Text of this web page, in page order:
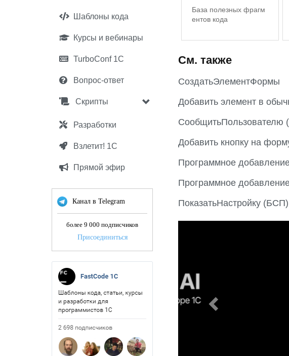
Шаблоны кода
Курсы и вебинары
TurboConf 1С
Вопрос-ответ
Скрипты
Разработки
Взлетит! 1С
Прямой эфир
Канал в Telegram
более 9 000 подписчиков
Присоединиться
База полезных фрагм
ентов кода
См. также
СоздатьЭлементФормы
Добавить элемент в
СообщитьПользователю
Добавить кнопку на
Программное
Программное
ПоказатьНастройку (БСП)
o
u